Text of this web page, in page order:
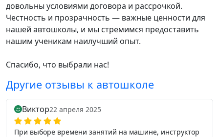
довольны условиями договора и рассрочкой.
Честность и прозрачность — важные ценности для
нашей автошколы, и мы стремимся предоставить
нашим ученикам наилучший опыт.
Спасибо, что выбрали нас!
Другие отзывы к автошколе
Виктор22 апреля 2025
При выборе времени занятий на машине, инструктор